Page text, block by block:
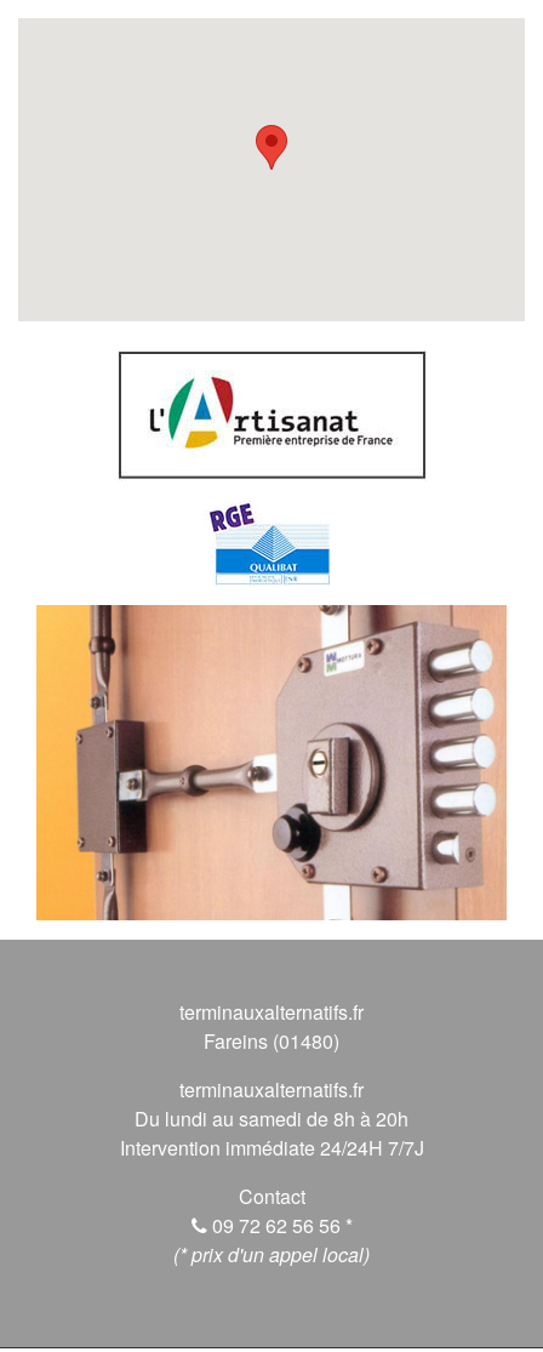
terminauxalternatifs.fr
Fareins (01480)
terminauxalternatifs.fr
Du lundi au samedi de 8h à 20h
Intervention immédiate 24/24H 7/7J
Contact
09 72 62 56 56 *
(* prix d'un appel local)